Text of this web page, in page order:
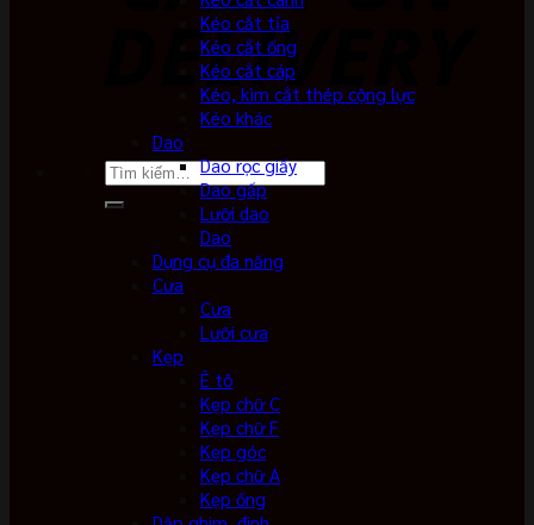
Tìm
Kéo cắt tỉa
Kéo cắt ống
Kéo cắt cáp
Kéo, kìm cắt thép cộng lực
Kéo khác
Dao
Dao rọc giấy
Dao gấp
Lưỡi dao
Dao
Dụng cụ đa năng
Cưa
Cưa
Lưỡi cưa
Kẹp
Ê tô
Kẹp chữ C
Kẹp chữ F
Kẹp góc
Kẹp chữ A
Kẹp ống